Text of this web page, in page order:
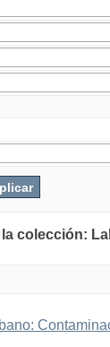
colección: